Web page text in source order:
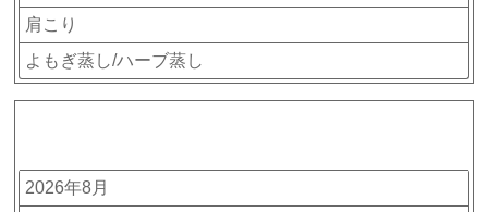
肩こり
よもぎ蒸し/ハーブ蒸し
2026年8月